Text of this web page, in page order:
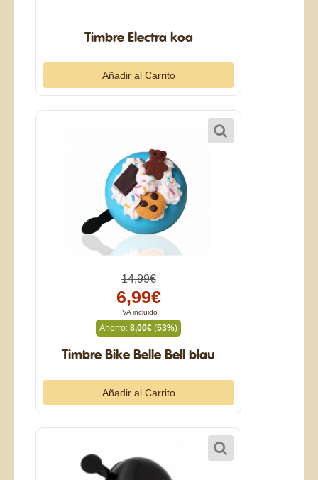
Timbre Electra koa
14,99€
6,99€
IVA incluido
Ahorro: 8,00€ (53%)
Timbre Bike Belle Bell blau